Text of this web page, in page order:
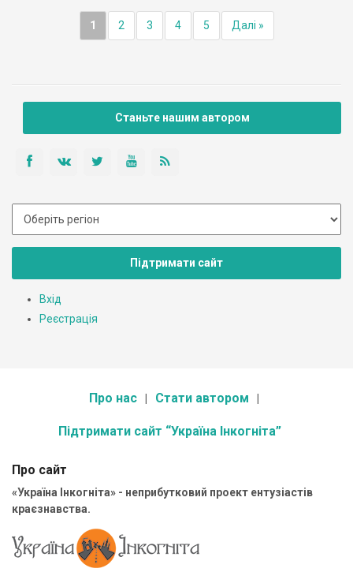
1 2 3 4 5 Далі »
Станьте нашим автором
Підтримати сайт
Вхід
Реєстрація
Про нас Стати автором
Підтримати сайт “Україна Інкогніта”
Про сайт
«Україна Інкогніта» - неприбутковий проект ентузіастів
краєзнавства.